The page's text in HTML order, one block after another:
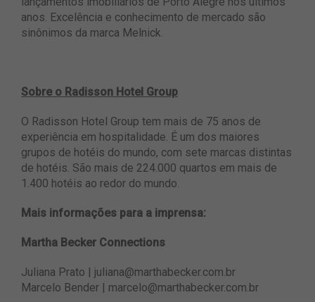
anos. Excelência e conhecimento de mercado são
sinônimos da marca Melnick.
Sobre o Radisson Hotel Group
O Radisson Hotel Group tem mais de 75 anos de
experiência em hospitalidade. É um dos maiores
grupos de hotéis do mundo, com sete marcas distintas
de hotéis. São mais de 224.000 quartos em mais de
1.400 hotéis ao redor do mundo.
Mais informações para a imprensa:
Martha Becker Connections
Juliana Prato | juliana@marthabecker.com.br
Marcelo Bender | marcelo@marthabecker.com.br